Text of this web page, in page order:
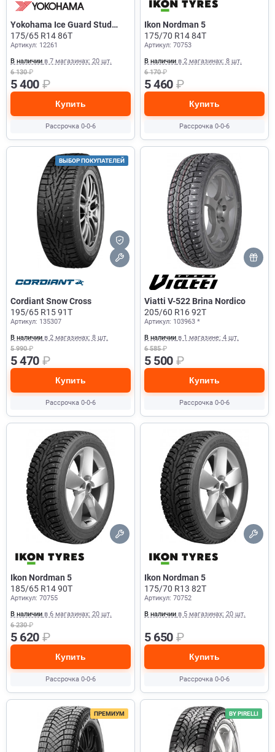
Yokohama Ice Guard Stud
IG55
175/65 R14 86T
Артикул: 12261
В наличии в 7 магазинах: 20 шт.
6 130₽
5 400 ₽
Купить
Рассрочка 0-0-6
Ikon Nordman 5
175/70 R14 84T
Артикул: 70753
В наличии в 2 магазинах: 8 шт.
6 170₽
5 460 ₽
Купить
Рассрочка 0-0-6
ВЫБОР ПОКУПАТЕЛЕЙ
Cordiant Snow Cross
195/65 R15 91T
Артикул: 135307
В наличии в 2 магазинах: 8 шт.
5 990₽
5 470 ₽
Купить
Рассрочка 0-0-6
Viatti V-522 Brina Nordico
205/60 R16 92T
Артикул: 103963 *
В наличии в 1 магазине: 4 шт.
6 585₽
5 500 ₽
Купить
Рассрочка 0-0-6
Ikon Nordman 5
185/65 R14 90T
Артикул: 70755
В наличии в 6 магазинах: 20 шт.
6 230₽
5 620 ₽
Купить
Рассрочка 0-0-6
Ikon Nordman 5
175/70 R13 82T
Артикул: 70752
В наличии в 5 магазинах: 20 шт.
5 650 ₽
Купить
Рассрочка 0-0-6
ПРЕМИУМ BY PIRELLI